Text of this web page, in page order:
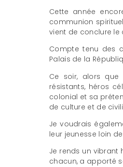
Cette année
communion
vient de conclure le
Compte tenu des
Palais de la
Ce soir, alors que
résistants, héros
colonial et sa
de culture et de
Je voudrais
leur jeunesse loin
Je rends un
chacun, a apporté